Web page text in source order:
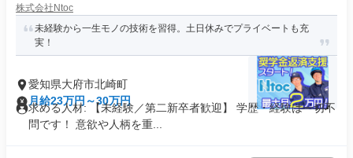
株式会社Ntoc
未経験から一生モノの技術を習得。土日休みでプライベートも充
実！
愛知県大府市北崎町
月給23万円～30万円
求める人材: 【未経験／第二新卒者歓迎】 学歴・経験は一切不
問です！ 意欲や人柄を重...